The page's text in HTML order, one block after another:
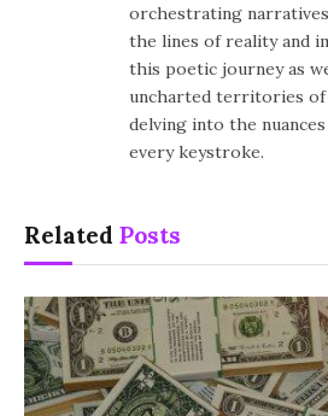
orchestrating
the lines of reality and
this poetic journey as
uncharted territories of
delving into the
every keystroke.
Related Posts